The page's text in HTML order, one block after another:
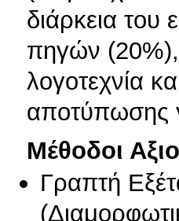
διάρκεια του
πηγών (20%),
λογοτεχνία
αποτύπωσης
Μέθοδοι
Γραπτή
(